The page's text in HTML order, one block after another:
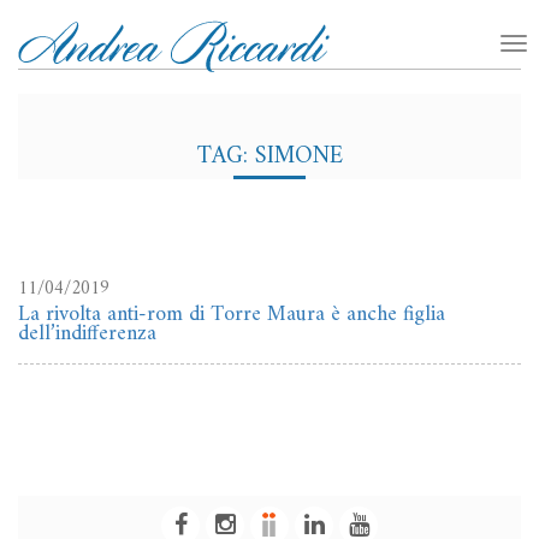
TAG: SIMONE
11/04/2019
La rivolta anti-rom di Torre Maura è anche figlia
dell’indifferenza